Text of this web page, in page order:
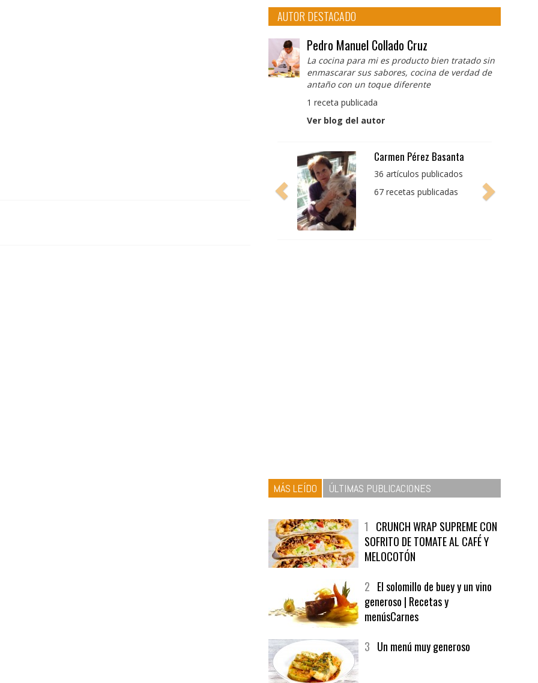
AUTOR DESTACADO
Pedro Manuel Collado Cruz
La cocina para mi es producto bien tratado sin
enmascarar sus sabores, cocina de verdad de
antaño con un toque diferente
1 receta publicada
Ver blog del autor
Pedro Manuel Collado
Cruz
producto bien tratado
MÁS LEÍDO ÚLTIMAS PUBLICACIONES
SOFRITO DE TOMATE AL CAFÉ Y
MELOCOTÓN
generoso | Recetas y